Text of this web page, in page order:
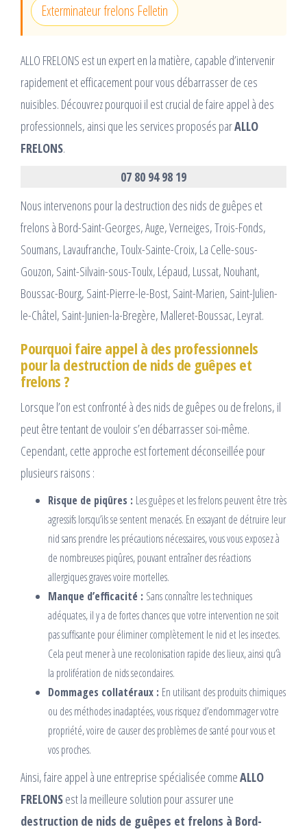
Exterminateur frelons Felletin
ALLO FRELONS est un expert en la matière, capable d’intervenir
rapidement et efficacement pour vous débarrasser de ces
nuisibles. Découvrez pourquoi il est crucial de faire appel à des
professionnels, ainsi que les services proposés parALLO
FRELONS.
07 80 94 98 19
Nous intervenons pour la destruction des nids de guêpes et
frelons à Bord-Saint-Georges, Auge, Verneiges, Trois-Fonds,
Soumans, Lavaufranche, Toulx-Sainte-Croix, La Celle-sous-
Gouzon, Saint-Silvain-sous-Toulx, Lépaud, Lussat, Nouhant,
Boussac-Bourg, Saint-Pierre-le-Bost, Saint-Marien, Saint-Julien-
le-Châtel, Saint-Junien-la-Bregère, Malleret-Boussac, Leyrat.
Pourquoi faire appel à des professionnels
pour la destruction de nids de guêpes et
frelons ?
Lorsque l’on est confronté à des nids de guêpes ou de frelons, il
peut être tentant de vouloir s’en débarrasser soi-même.
Cependant, cette approche est fortement déconseillée pour
plusieurs raisons :
Risque de piqûres : Les guêpes et les frelons peuvent être très
agressifs lorsqu’ils se sentent menacés. En essayant de détruire leur
nid sans prendre les précautions nécessaires, vous vous exposez à
de nombreuses piqûres, pouvant entraîner des réactions
allergiques graves voire mortelles.
Manque d’efficacité : Sans connaître les techniques
adéquates, il y a de fortes chances que votre intervention ne soit
pas suffisante pour éliminer complètement le nid et les insectes.
Cela peut mener à une recolonisation rapide des lieux, ainsi qu’à
la prolifération de nids secondaires.
Dommages collatéraux : En utilisant des produits chimiques
ou des méthodes inadaptées, vous risquez d’endommager votre
propriété, voire de causer des problèmes de santé pour vous et
vos proches.
Ainsi, faire appel à une entreprise spécialisée commeALLO
FRELONSest la meilleure solution pour assurer une
destruction de nids de guêpes et frelons à Bord-